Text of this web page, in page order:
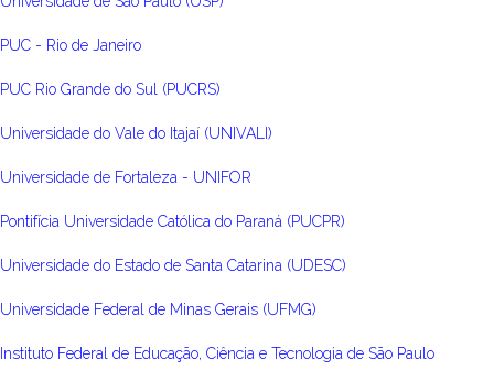
PUC - Rio de Janeiro
PUC Rio Grande do Sul (PUCRS)
Universidade do Vale do Itajaí (UNIVALI)
Universidade de Fortaleza - UNIFOR
Pontifícia Universidade Católica do Paraná (PUCPR)
Universidade do Estado de Santa Catarina (UDESC)
Universidade Federal de Minas Gerais (UFMG)
Instituto Federal de Educação, Ciência e Tecnologia de São Paulo